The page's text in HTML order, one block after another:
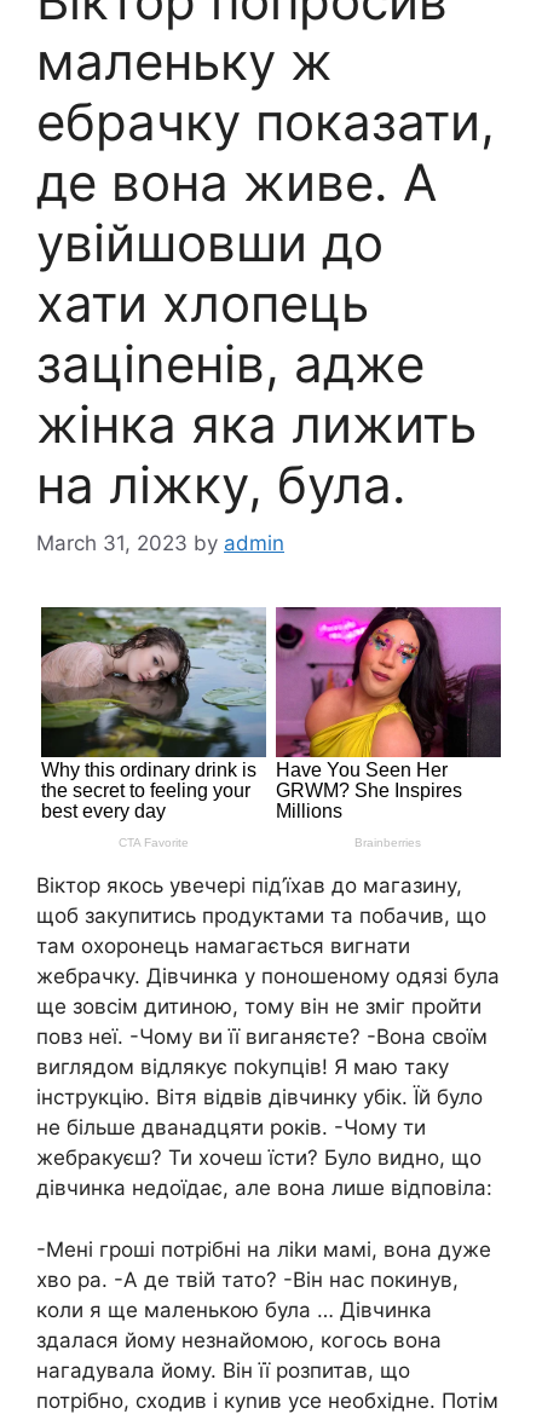
маленьку ж
ебрачку показати,
де вона живе. А
увійшовши до
хати хлопець
заціnенів, адже
жінка яка лижить
на ліжку, була.
March 31, 2023 by admin
Віктор якось увечері під’їхав до магазину,
щоб закупитись продуктами та побачив, що
там охоронець намагається вигнати
жебрачку. Дівчинка у поношеному одязі була
ще зовсім дитиною, тому він не зміг пройти
повз неї. -Чому ви її виганяєте? -Вона своїм
виглядом відлякує поkупців! Я маю таку
інструкцію. Вітя відвів дівчинку убік. Їй було
не більше дванадцяти років. -Чому ти
жебракуєш? Ти хочеш їсти? Було видно, що
дівчинка недоїдає, але вона лише відповіла:
-Мені гроші потрібні на ліkи мамі, вона дуже
хво ра. -А де твій тато? -Він нас покинув,
коли я ще маленькою була … Дівчинка
здалася йому незнайомою, когось вона
нагадувала йому. Він її розпитав, що
потрібно, сходив і куnив усе необхідне. Потім